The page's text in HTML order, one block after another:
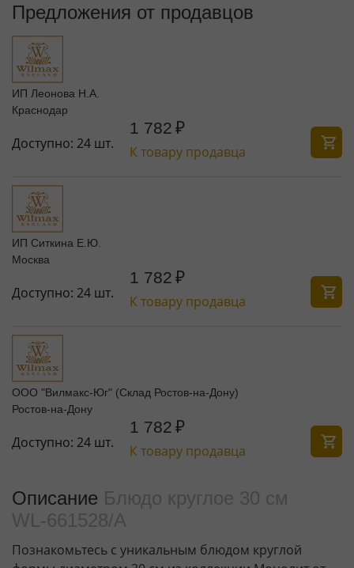
Предложения от продавцов
ИП Леонова Н.А.
Краснодар
Доступно: 24 шт.
1 782 ₽
К товару продавца
ИП Ситкина Е.Ю.
Москва
Доступно: 24 шт.
1 782 ₽
К товару продавца
ООО "Вилмакс-Юг" (Склад Ростов-на-Дону)
Ростов-на-Дону
Доступно: 24 шт.
1 782 ₽
К товару продавца
Описание Блюдо круглое 30 см
WL‑661528/A
Познакомьтесь с уникальным блюдом круглой